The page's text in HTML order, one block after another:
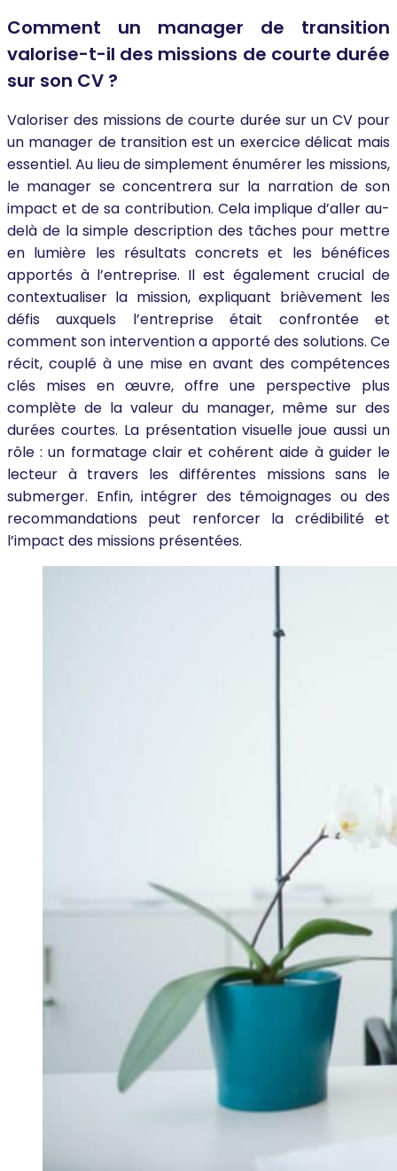
Comment un manager de transition
valorise-t-il des missions de courte durée
sur son CV ?
Valoriser des missions de courte durée sur un CV pour
un manager de transition est un exercice délicat mais
essentiel. Au lieu de simplement énumérer les missions,
le manager se concentrera sur la narration de son
impact et de sa contribution. Cela implique d’aller au-
delà de la simple description des tâches pour mettre
en lumière les résultats concrets et les bénéfices
apportés à l’entreprise. Il est également crucial de
contextualiser la mission, expliquant brièvement les
défis auxquels l’entreprise était confrontée et
comment son intervention a apporté des solutions. Ce
récit, couplé à une mise en avant des compétences
clés mises en œuvre, offre une perspective plus
complète de la valeur du manager, même sur des
durées courtes. La présentation visuelle joue aussi un
rôle : un formatage clair et cohérent aide à guider le
lecteur à travers les différentes missions sans le
submerger. Enfin, intégrer des témoignages ou des
recommandations peut renforcer la crédibilité et
l’impact des missions présentées.